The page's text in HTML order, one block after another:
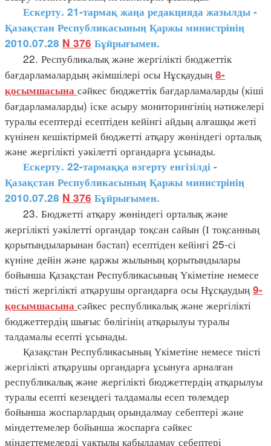
Ескерту. 21-тармақ жаңа редакцияда жазылды -
Қазақстан Республикасының Қаржы министрінің
2010.07.28 N 376 Бұйрығымен.
22. Республикалық және жергілікті бюджеттік
бағдарламалардың әкімшілері осы Нұсқаудың 8-
қосымшасына сәйкес бюджеттік бағдарламаларды (кіші
бағдарламаларды) іске асыру мониторингінің нәтижелері
туралы есептерді есептіден кейінгі айдың алғашқы жеті
күнінен кешіктірмей бюджетті атқару жөніндегі орталық
және жергілікті уәкілетті органдарға ұсынады.
Ескерту. 22-тармаққа өзгерту енгізілді -
Қазақстан Республикасының Қаржы министрінің
2010.07.28 N 376 Бұйрығымен.
23. Бюджетті атқару жөніндегі орталық және
жергілікті уәкілетті органдар тоқсан сайын (І тоқсанның
қорытындыларынан бастап) есептіден кейінгі 25-сі
күніне дейін және қаржы жылының қорытындылары
бойынша Қазақстан Республикасының Үкіметіне немесе
тиісті жергілікті атқарушы органдарға осы Нұсқаудың 9-
қосымшасына сәйкес республикалық және жергілікті
бюджеттердің шығыс бөлігінің атқарылуы туралы
талдамалы есепті ұсынады.
Қазақстан Республикасының Үкіметіне немесе тиісті
жергілікті атқарушы органдарға ұсынуға арналған
республикалық және жергілікті бюджеттердің атқарылуы
туралы есепті кезеңдегі талдамалы есеп төлемдер
бойынша жоспарлардың орындалмау себептері және
міндеттемелер бойынша жоспарға сәйкес
міндеттемелерді уақтылы қабылдамау себептері